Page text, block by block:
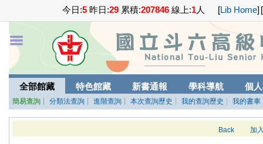
今日:5 昨日:29 累積:207846 線上:1人 [Lib Home] [
全部館藏 特色館藏 新書通報 學科導航 個
簡易查詢 ┊ 分類法查詢 ┊ 進階查詢 ┊ 本次查詢歷史 ┊ 我的查詢歷史 ┊ 我的書車
Back 加